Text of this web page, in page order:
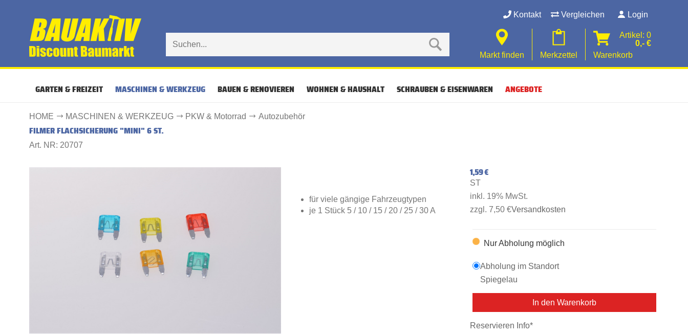
Kontakt Vergleichen Login
Markt finden Merkzettel
Artikel: 0
0,- €
Warenkorb
GARTEN & FREIZEIT MASCHINEN & WERKZEUG BAUEN & RENOVIEREN WOHNEN & HAUSHALT SCHRAUBEN & EISENWAREN ANGEBOTE
HOME MASCHINEN & WERKZEUG PKW & Motorrad Autozubehör
FILMER FLACHSICHERUNG "MINI" 6 ST.
Art. NR: 20707
für viele gängige Fahrzeugtypen
je 1 Stück 5 / 10 / 15 / 20 / 25 / 30 A
1,59 €
ST
inkl. 19% MwSt.
zzgl. 7,50 €Versandkosten
Nur Abholung möglich
Abholung im Standort
Spiegelau
In den Warenkorb
Reservieren Info*